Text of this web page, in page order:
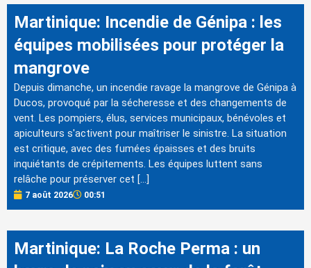
Martinique: Incendie de Génipa : les
équipes mobilisées pour protéger la
mangrove
Depuis dimanche, un incendie ravage la mangrove de Génipa à
Ducos, provoqué par la sécheresse et des changements de
vent. Les pompiers, élus, services municipaux, bénévoles et
apiculteurs s'activent pour maîtriser le sinistre. La situation
est critique, avec des fumées épaisses et des bruits
inquiétants de crépitements. Les équipes luttent sans
relâche pour préserver cet […]
7 août 2026 00:51
Martinique: La Roche Perma : un